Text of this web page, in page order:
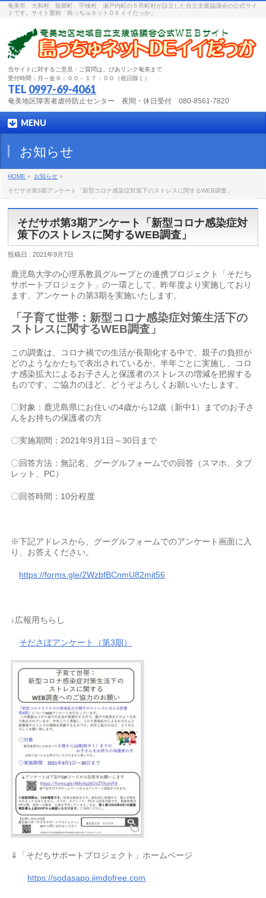
奄美市、大和村、龍郷町、宇検村、瀬戸内町の５市町村が設立した自立支援協議会の公式サイ
トです。サイト愛称「島っちゅネットＤＥイイだっか」
当サイトに対するご意見・ご質問は、ぴあリンク奄美まで
受付時間：月～金９：００－１７：００（祝日除く）
TEL 0997-69-4061
奄美地区障害者虐待防止センター 夜間・休日受付 080-8561-7820
MENU
お知らせ
HOME » お知らせ »
そだサポ第3期アンケート「新型コロナ感染症対策下のストレスに関するWEB調査」
そだサポ第3期アンケート「新型コロナ感染症対
策下のストレスに関するWEB調査」
投稿日 : 2021年9月7日
鹿児島大学の心理系教員グループとの連携プロジェクト「そだち
サポートプロジェクト」の一環として、昨年度より実施しており
ます、アンケートの第3期を実施いたします。
「子育て世帯：新型コロナ感染症対策生活下の
ストレスに関するWEB調査」
この調査は、コロナ禍での生活が長期化する中で、親子の負担が
どのようなかたちで表出されているか、半年ごとに実施し、コロ
ナ感染拡大によるお子さんと保護者のストレスの増減を把握する
ものです。ご協力のほど、どうぞよろしくお願いいたします。
〇対象：鹿児島県にお住いの4歳から12歳（新中1）までのお子さ
んをお持ちの保護者の方
〇実施期間：2021年9月1日～30日まで
〇回答方法：無記名、グーグルフォームでの回答（スマホ、タブ
レット、PC）
〇回答時間：10分程度
※下記アドレスから、グーグルフォームでのアンケート画面に入
り、お答えください。
https://forms.gle/2WzbfBCnmU82mjt56
↓広報用ちらし
そださぽアンケート（第3期）
⇓「そだちサポートプロジェクト」ホームページ
https://sodasapo.jimdofree.com